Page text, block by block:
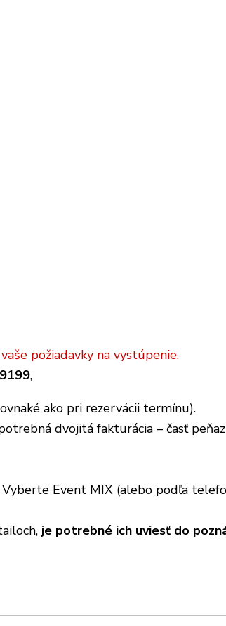
požiadavky na vystúpenie.
,
ako pri rezervácii termínu).
dvojitá fakturácia – časť
Vyberte Event MIX (alebo podľa
je potrebné ich uviesť do